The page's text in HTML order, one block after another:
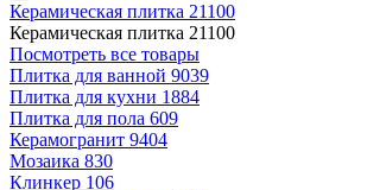
Керамическая плитка 21100
Керамическая плитка 21100
Посмотреть все товары
Плитка для ванной 9039
Плитка для кухни 1884
Плитка для пола 609
Керамогранит 9404
Мозаика 830
Клинкер 106